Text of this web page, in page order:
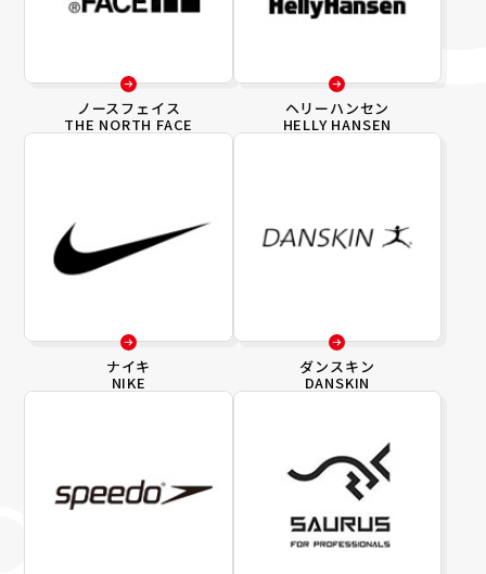
ノースフェイス
THE NORTH FACE
ヘリーハンセン
HELLY HANSEN
ナイキ
NIKE
ダンスキン
DANSKIN